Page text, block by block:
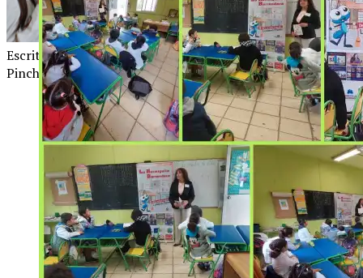
Escritoras Ma. del Rosario Areco, Patricia
Pinchón y Mireya Betancourt